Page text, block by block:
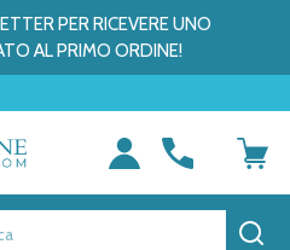
PER RICEVERE UNO
AL PRIMO ORDINE!